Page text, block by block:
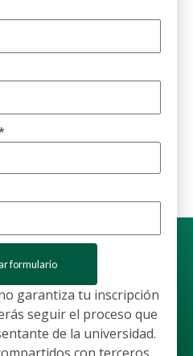
formulario
garantiza tu inscripción
seguir el proceso que
de la universidad.